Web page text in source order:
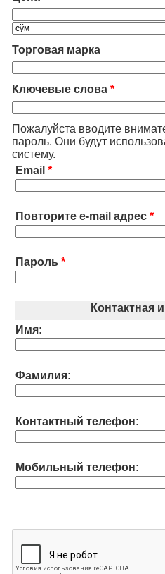
Торговая марка
Ключевые слова *
Пожалуйста вводите
пароль. Они будут
систему.
Email *
Повторите e-mail адрес *
Пароль *
Контактная
Имя:
Фамилия:
Контактный телефон:
Мобильный телефон: